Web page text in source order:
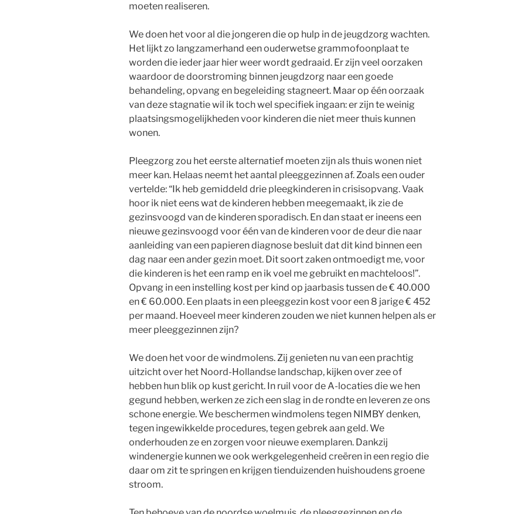
moeten realiseren.
We doen het voor al die jongeren die op hulp in de jeugdzorg wachten.
Het lijkt zo langzamerhand een ouderwetse grammofoonplaat te
worden die ieder jaar hier weer wordt gedraaid. Er zijn veel oorzaken
waardoor de doorstroming binnen jeugdzorg naar een goede
behandeling, opvang en begeleiding stagneert. Maar op één oorzaak
van deze stagnatie wil ik toch wel specifiek ingaan: er zijn te weinig
plaatsingsmogelijkheden voor kinderen die niet meer thuis kunnen
wonen.
Pleegzorg zou het eerste alternatief moeten zijn als thuis wonen niet
meer kan. Helaas neemt het aantal pleeggezinnen af. Zoals een ouder
vertelde: “Ik heb gemiddeld drie pleegkinderen in crisisopvang. Vaak
hoor ik niet eens wat de kinderen hebben meegemaakt, ik zie de
gezinsvoogd van de kinderen sporadisch. En dan staat er ineens een
nieuwe gezinsvoogd voor één van de kinderen voor de deur die naar
aanleiding van een papieren diagnose besluit dat dit kind binnen een
dag naar een ander gezin moet. Dit soort zaken ontmoedigt me, voor
die kinderen is het een ramp en ik voel me gebruikt en machteloos!”.
Opvang in een instelling kost per kind op jaarbasis tussen de € 40.000
en € 60.000. Een plaats in een pleeggezin kost voor een 8 jarige € 452
per maand. Hoeveel meer kinderen zouden we niet kunnen helpen als er
meer pleeggezinnen zijn?
We doen het voor de windmolens. Zij genieten nu van een prachtig
uitzicht over het Noord-Hollandse landschap, kijken over zee of
hebben hun blik op kust gericht. In ruil voor de A-locaties die we hen
gegund hebben, werken ze zich een slag in de rondte en leveren ze ons
schone energie. We beschermen windmolens tegen NIMBY denken,
tegen ingewikkelde procedures, tegen gebrek aan geld. We
onderhouden ze en zorgen voor nieuwe exemplaren. Dankzij
windenergie kunnen we ook werkgelegenheid creëren in een regio die
daar om zit te springen en krijgen tienduizenden huishoudens groene
stroom.